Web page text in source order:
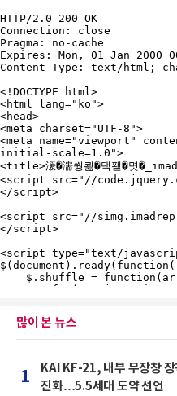
많이 본 뉴스
1
KAI KF-21, 내부 무장창
진화…5.5세대 도약 선언